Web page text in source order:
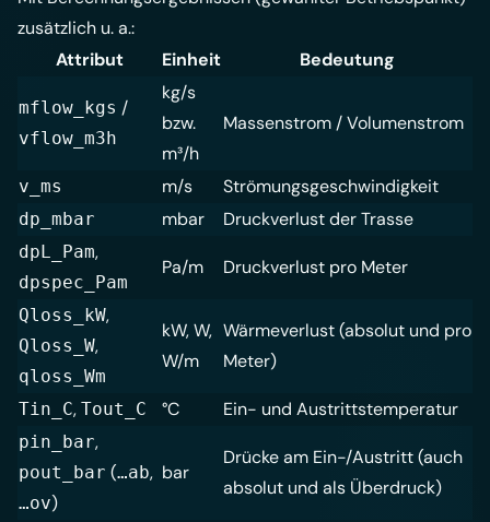
zusätzlich u. a.:
Attribut
Einheit Bedeutung
mflow_kgs /
vflow_m3h
kg/s
bzw.
m³/h
Massenstrom / Volumenstrom
v_ms m/s Strömungsgeschwindigkeit
dp_mbar mbar Druckverlust der Trasse
dpL_Pam,
dpspec_Pam
Pa/m Druckverlust pro Meter
Qloss_kW,
Qloss_W,
qloss_Wm
kW, W,
W/m
Wärmeverlust (absolut und pro
Meter)
Tin_C, Tout_C °C Ein- und Austrittstemperatur
pin_bar,
pout_bar (…ab,
…ov)
bar
Drücke am Ein-/Austritt (auch
absolut und als Überdruck)